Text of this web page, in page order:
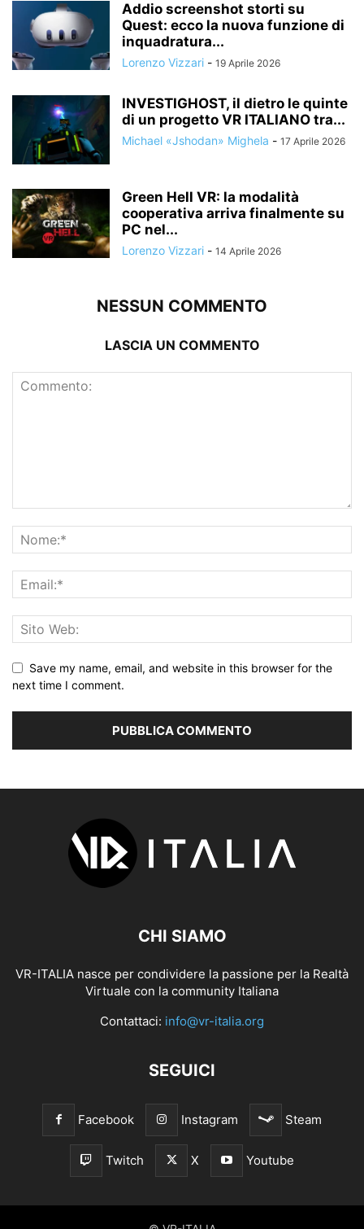
Addio screenshot storti su
Quest: ecco la nuova funzione di
inquadratura...
Lorenzo Vizzari - 19 Aprile 2026
INVESTIGHOST, il dietro le quinte
di un progetto VR ITALIANO tra...
Michael «Jshodan» Mighela - 17 Aprile 2026
Green Hell VR: la modalità
cooperativa arriva finalmente su
PC nel...
Lorenzo Vizzari - 14 Aprile 2026
NESSUN COMMENTO
LASCIA UN COMMENTO
Save my name, email, and website in this browser for the
next time I comment.
CHI SIAMO
VR-ITALIA nasce per condividere la passione per la Realtà
Virtuale con la community Italiana
Contattaci: info@vr-italia.org
SEGUICI
Facebook Instagram Steam
Twitch X Youtube